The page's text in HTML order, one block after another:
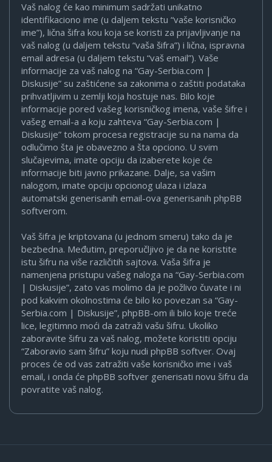
Vaš nalog će kao minimum sadržati unikatno
identifikaciono ime (u daljem tekstu “vaše korisničko
ime”), lična šifra kou koja se koristi za prijavljivanje na
vaš nalog (u daljem tekstu “vaša šifra”) i lična, ispravna
email adresa (u daljem tekstu “vaš email”). Vaše
informacije za vaš nalog na “Gay-Serbia.com |
Diskusije” su zaštićene sa zakonima o zaštiti podataka
prihvatljivim u zemlji koja hostuje nas. Bilo koje
informacije pored vašeg korisničkog imena, vaše šifre i
vašeg email-a a koju zahteva “Gay-Serbia.com |
Diskusije” tokom procesa registracije su na nama da
odlučimo šta je obavezno a šta opciono. U svim
slučajevima, imate opciju da izaberete koje će
informacije biti javno prikazane. Dalje, sa vašim
nalogom, imate opciju opcionog ulaza i izlaza
automatski generisanih email-ova generisanih phpBB
softverom.
Vaš šifra je kriptovana (u jednom smeru) tako da je
bezbedna. Međutim, preporučljivo je da ne koristite
istu šifru na više različitih sajtova. Vaša šifra je
namenjena pristupu vašeg naloga na “Gay-Serbia.com
| Diskusije”, zato vas molimo da je požlivo čuvate i ni
pod kakvim okolnostima će bilo ko povezan sa “Gay-
Serbia.com | Diskusije”, phpBB-om ili bilo koje treće
lice, legitimno moći da zatraži vašu šifru. Ukoliko
zaboravite šifru za vaš nalog, možete koristiti opciju
“Zaboravio sam šifru” koju nudi phpBB softver. Ovaj
proces će od vas zatražiti vaše korisničko ime i vaš
email, i onda će phpBB softver generisati novu šifru da
povratite vaš nalog.